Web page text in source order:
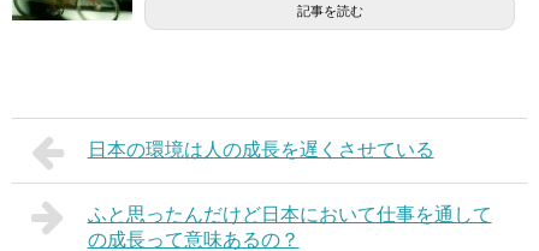
記事を読む
日本の環境は人の成長を遅くさせている
ふと思ったんだけど日本において仕事を通して
の成長って意味あるの？